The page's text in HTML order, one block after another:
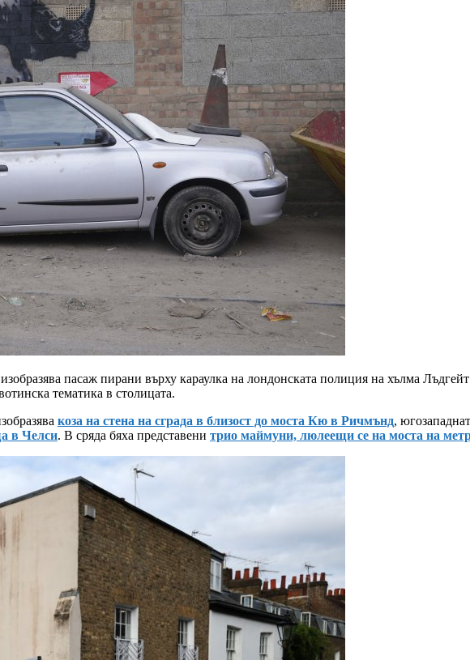
пасаж пирани върху караулка на лондонската полиция на хълма
тематика в столицата.
коза на стена на сграда в близост до моста Кю в Ричмънд,
в Челси. В сряда бяха представени трио маймуни, люлеещи се на моста на